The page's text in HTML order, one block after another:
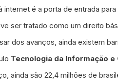
internet é a porta de entrada
ser tratado como um direito
dos avanços, ainda existem
Tecnologia da Informação e
ainda são 22,4 milhões de